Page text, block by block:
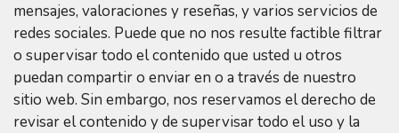
mensajes, valoraciones y reseñas, y varios servicios de
redes sociales. Puede que no nos resulte factible filtrar
o supervisar todo el contenido que usted u otros
puedan compartir o enviar en o a través de nuestro
sitio web. Sin embargo, nos reservamos el derecho de
revisar el contenido y de supervisar todo el uso y la